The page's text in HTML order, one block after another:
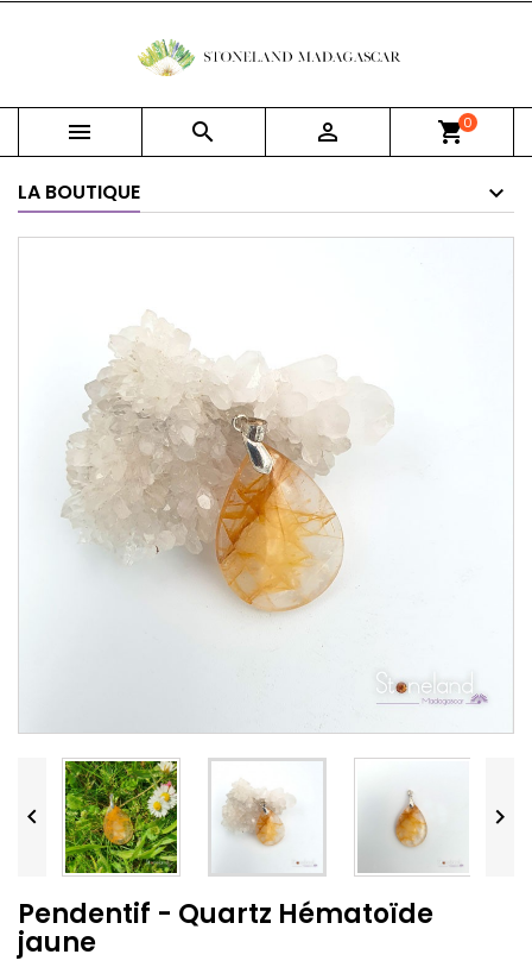
   shopping_cart0
LA BOUTIQUE
 
Pendentif - Quartz Hématoïde
jaune